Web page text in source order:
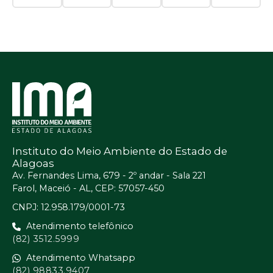
Instituto do Meio Ambiente do Estado de
Alagoas
Av. Fernandes Lima, 679 - 2º andar - Sala 221
Farol, Maceió - AL, CEP: 57057-450
CNPJ: 12.958.179/0001-73
Atendimento telefônico
(82) 3512.5999
Atendimento Whatsapp
(82) 98833.9407